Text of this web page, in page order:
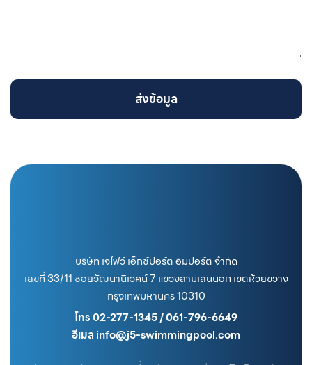
ส่งข้อมูล
บริษัท เจไฟว์ เอ็กซ์ปอร์ต อิมปอร์ต จำกัด
เลขที่ 33/11 ซอยวัฒนานิเวศน์ 7 แขวงสามเสนนอก เขตห้วยขวาง
กรุงเทพมหานคร 10310
โทร 02-277-1345 / 061-796-6649
อีเมล info@j5-swimmingpool.com